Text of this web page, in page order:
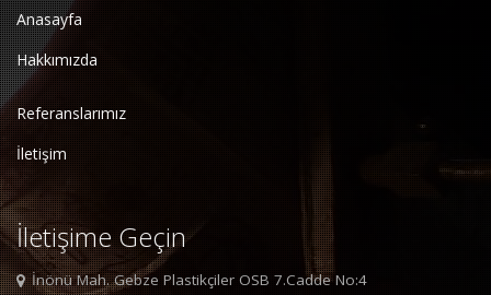
Anasayfa
Hakkımızda
Referanslarımız
İletişim
İletişime Geçin
İnönü Mah. Gebze Plastikçiler OSB 7.Cadde No:4